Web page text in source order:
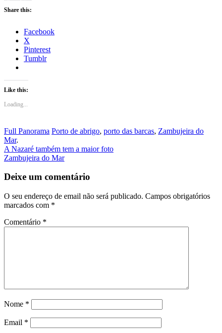
Share this:
Facebook
X
Pinterest
Tumblr
Like this:
Loading...
Full Panorama Porto de abrigo, porto das barcas, Zambujeira do
Mar.
Post
navigation
A Nazaré também tem a maior foto
Zambujeira do Mar
Deixe um comentário
O seu endereço de email não será publicado. Campos obrigatórios
marcados com *
Comentário *
Nome *
Email *